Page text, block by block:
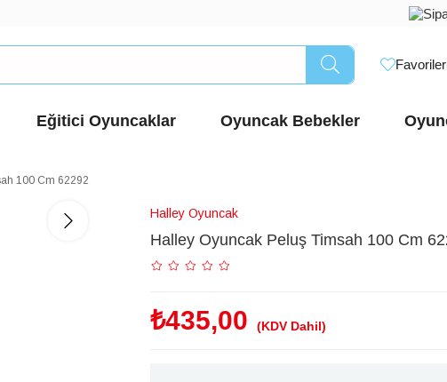
Eğitici Oyuncaklar Oyuncak Bebekler
100 Cm 62292
Halley Oyuncak
Halley Oyuncak Peluş Timsah 100 Cm
₺435,00 (KDV Dahil)